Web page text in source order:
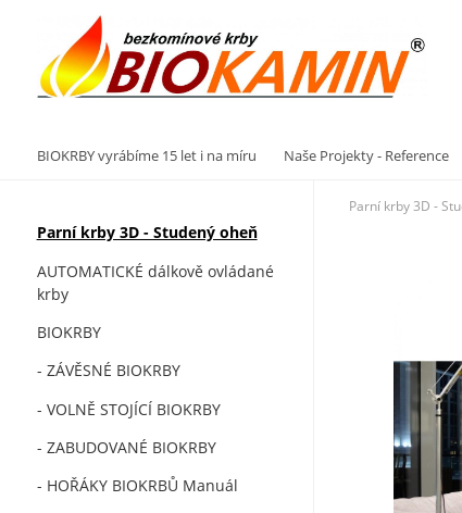
BIOKRBY vyrábíme 15 let i na míru Naše Projekty - Reference
Parní krby 3D - Studený oheň
AUTOMATICKÉ dálkově ovládané
krby
BIOKRBY
- ZÁVĚSNÉ BIOKRBY
- VOLNĚ STOJÍCÍ BIOKRBY
- ZABUDOVANÉ BIOKRBY
- HOŘÁKY BIOKRBŮ Manuál
Parní krby 3D -